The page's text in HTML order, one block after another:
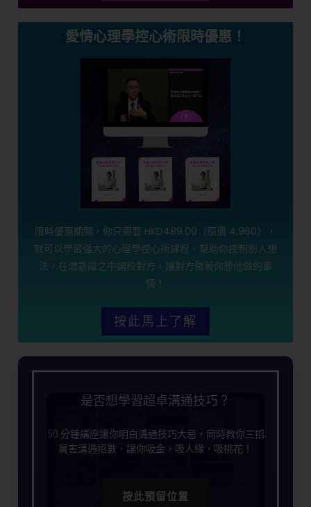
愛情心理學控心術限時優惠！
限時優惠期間，你只需要 HKD489.00（原價 4,960），
就可以學習强大的心理學控心術課程，幫助你控制別人想
法，在潛意識之中調校對方，讓對方做著你想他做的事
情！
按此馬上了解
是否想學習超卓溝通技巧？
50 分鐘講座讓你明白溝通技巧大忌，同時教你三招
厲害溝通招數，讓你吸金，吸人緣，吸桃花！
按此預留位置